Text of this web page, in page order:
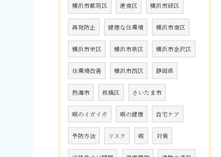
横浜市都筑区 港南区 横浜市緑区
再発防止 健康な住環境 横浜市南区
横浜市栄区 横浜市泉区 横浜市金沢区
住環境改善 横浜市西区 静岡県
熱海市 板橋区 さいたま市
喉のイガイガ 喉の健康 自宅ケア
予防方法 リスク 喉 対策